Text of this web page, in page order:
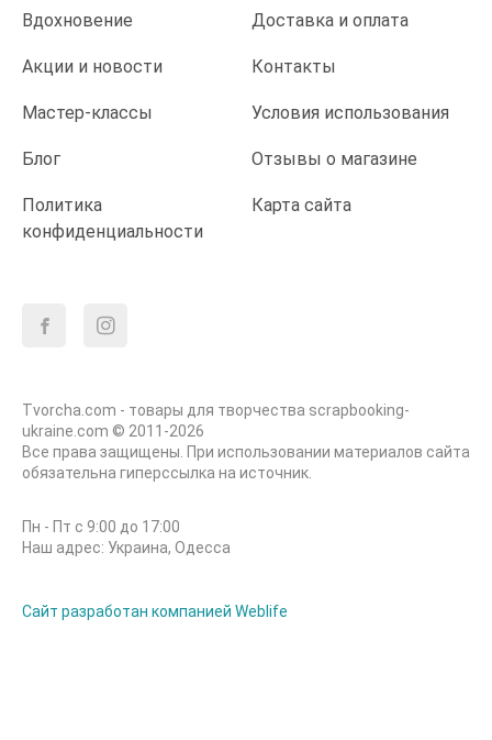
Вдохновение Доставка и оплата
Акции и новости Контакты
Мастер-классы Условия использования
Блог Отзывы о магазине
Политика
конфиденциальности
Карта сайта
Tvorcha.com - товары для творчества scrapbooking-
ukraine.com © 2011-2026
Все права защищены. При использовании материалов сайта
обязательна гиперссылка на источник.
Пн - Пт с 9:00 до 17:00
Наш адрес: Украина, Одесса
Сайт разработан компанией Weblife